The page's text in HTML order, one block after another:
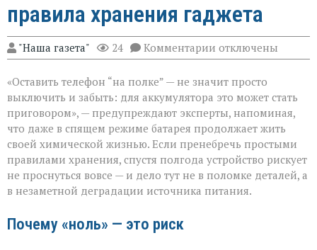
правила хранения гаджета
"Наша газета" 24 Комментарии к
записи
скажет
спасибо:
хранения
гаджета
отключены
«Оставить телефон “на полке” — не значит просто
выключить и забыть: для аккумулятора это может стать
приговором», — предупреждают эксперты, напоминая,
что даже в спящем режиме батарея продолжает жить
своей химической жизнью. Если пренебречь простыми
правилами хранения, спустя полгода устройство рискует
не проснуться вовсе — и дело тут не в поломке деталей, а
в незаметной деградации источника питания.
Почему «ноль» — это риск